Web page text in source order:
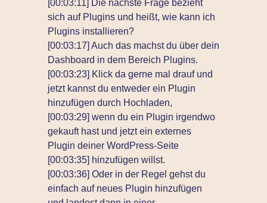
[00:03:11] Die nächste Frage bezieht
sich auf Plugins und heißt, wie kann ich
Plugins installieren?
[00:03:17] Auch das machst du über dein
Dashboard in dem Bereich Plugins.
[00:03:23] Klick da gerne mal drauf und
jetzt kannst du entweder ein Plugin
hinzufügen durch Hochladen,
[00:03:29] wenn du ein Plugin irgendwo
gekauft hast und jetzt ein externes
Plugin deiner WordPress-Seite
[00:03:35] hinzufügen willst.
[00:03:36] Oder in der Regel gehst du
einfach auf neues Plugin hinzufügen